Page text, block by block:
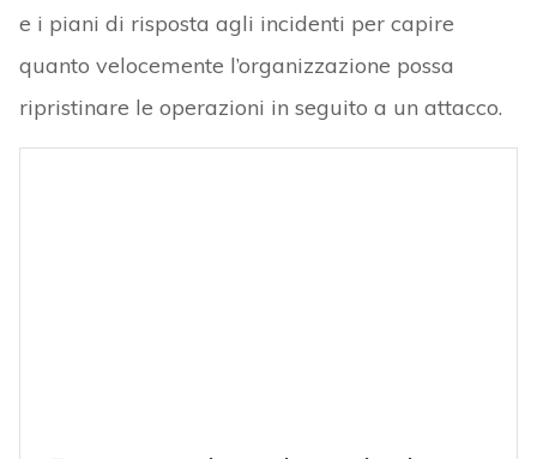
e i piani di risposta agli incidenti per capire
quanto velocemente l’organizzazione possa
ripristinare le operazioni in seguito a un attacco.